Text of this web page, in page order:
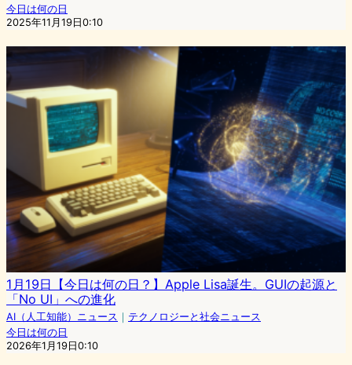
今日は何の日
2025年11月19日0:10
1月19日【今日は何の日？】Apple Lisa誕生。GUIの起源と
「No UI」への進化
AI（人工知能）ニュース ｜ テクノロジーと社会ニュース
今日は何の日
2026年1月19日0:10